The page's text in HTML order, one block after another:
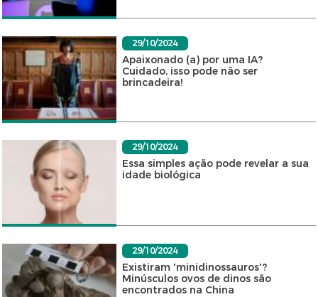
29/10/2024
Apaixonado (a) por uma IA?
Cuidado, isso pode não ser
brincadeira!
29/10/2024
Essa simples ação pode revelar a sua
idade biológica
29/10/2024
Existiram 'minidinossauros'?
Minúsculos ovos de dinos são
encontrados na China